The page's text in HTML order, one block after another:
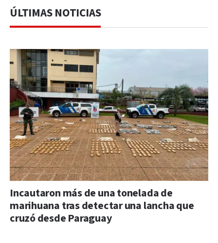
ÚLTIMAS NOTICIAS
Incautaron más de una tonelada de
marihuana tras detectar una lancha que
cruzó desde Paraguay